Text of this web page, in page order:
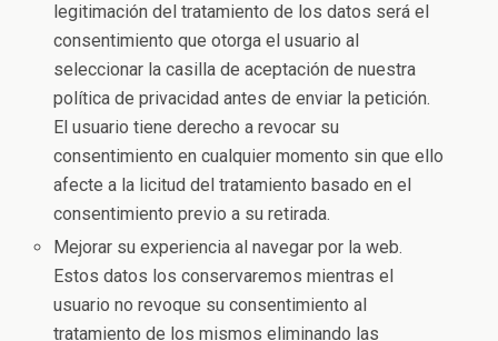
legitimación del tratamiento de los datos será el
consentimiento que otorga el usuario al
seleccionar la casilla de aceptación de nuestra
política de privacidad antes de enviar la petición.
El usuario tiene derecho a revocar su
consentimiento en cualquier momento sin que ello
afecte a la licitud del tratamiento basado en el
consentimiento previo a su retirada.
Mejorar su experiencia al navegar por la web.
Estos datos los conservaremos mientras el
usuario no revoque su consentimiento al
tratamiento de los mismos eliminando las